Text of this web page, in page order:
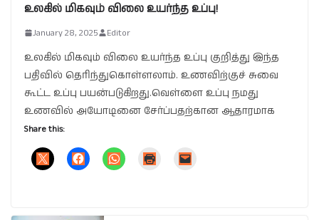
உலகில் மிகவும் விலை உயர்ந்த உப்பு!
January 28, 2025 Editor
உலகில் மிகவும் விலை உயர்ந்த உப்பு குறித்து இந்த
பதிவில் தெரிந்துகொள்ளலாம். உணவிற்குச் சுவை
கூட்ட உப்பு பயன்படுகிறது.வெள்ளை உப்பு நமது
உணவில் அயோடினை சேர்ப்பதற்கான ஆதாரமாக
Share this: